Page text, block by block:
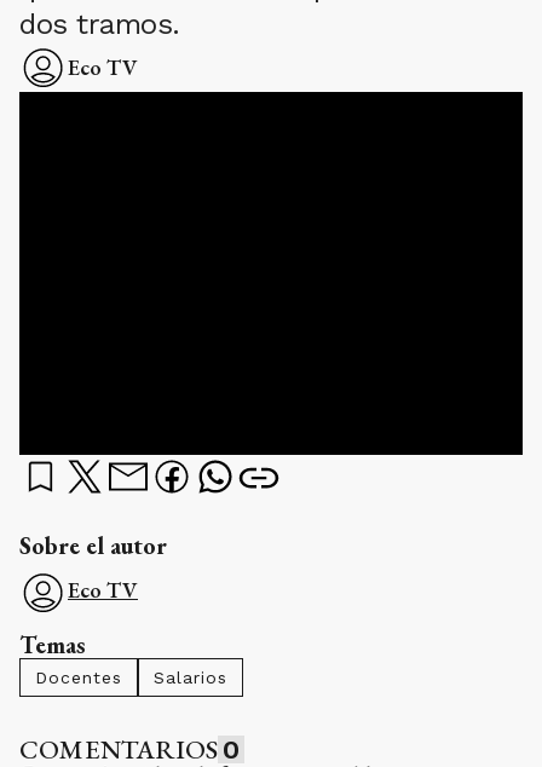
dos tramos.
Eco TV
Sobre el autor
Eco TV
Temas
Docentes Salarios
COMENTARIOS 0